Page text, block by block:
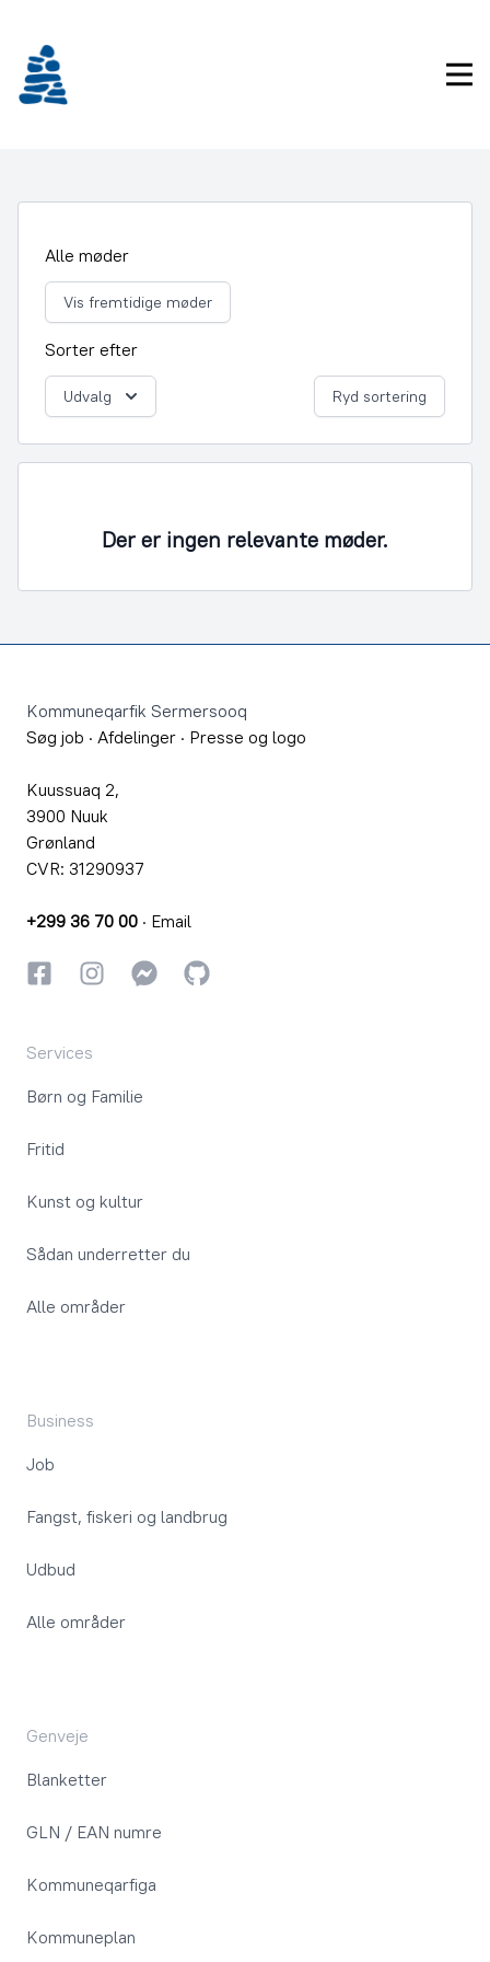
indhold
Alle møder
Vis fremtidige møder
Sorter efter
Udvalg Ryd sortering
Der er ingen relevante møder.
Kommuneqarfik Sermersooq
Søg job · Afdelinger · Presse og logo
Kuussuaq 2,
3900 Nuuk
Grønland
CVR: 31290937
+299 36 70 00 · Email
FacebookInstagramInstagram
GitHub
Services
Børn og Familie
Fritid
Kunst og kultur
Sådan underretter du
Alle områder
Business
Job
Fangst, fiskeri og landbrug
Udbud
Alle områder
Genveje
Blanketter
GLN / EAN numre
Kommuneqarfiga
Kommuneplan